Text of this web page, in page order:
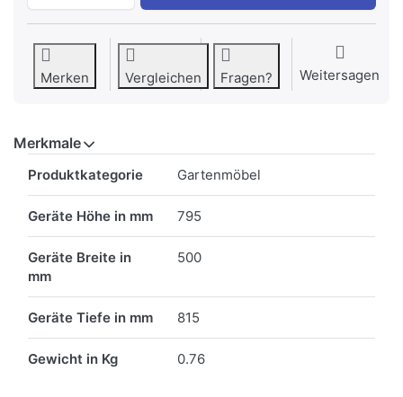
Merken Vergleichen Fragen? Weitersagen
Merkmale
Produktkategorie Gartenmöbel
Geräte Höhe in mm 795
Geräte Breite in
mm
500
Geräte Tiefe in mm 815
Gewicht in Kg 0.76